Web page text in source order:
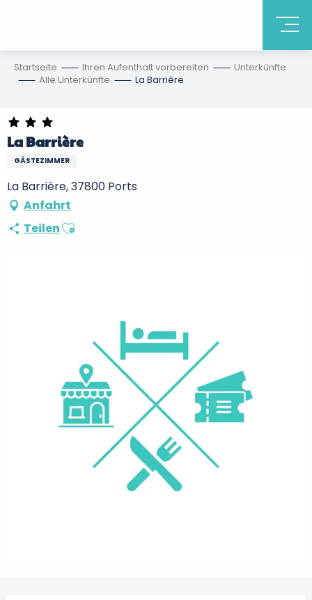
Startseite Ihren Aufenthalt vorbereiten
Unterkünfte
Alle Unterkünfte
La Barrière
La Barrière
GÄSTEZIMMER
La Barrière, 37800 Ports
Anfahrt
TeilenAjouter aux favoris